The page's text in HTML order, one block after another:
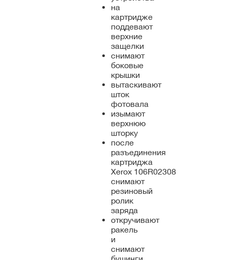
на
картридже
поддевают
верхние
защелки
снимают
боковые
крышки
вытаскивают
шток
фотовала
изымают
верхнюю
шторку
после
разъединения
картриджа
Xerox 106R02308
снимают
резиновый
ролик
заряда
откручивают
ракель
и
снимают